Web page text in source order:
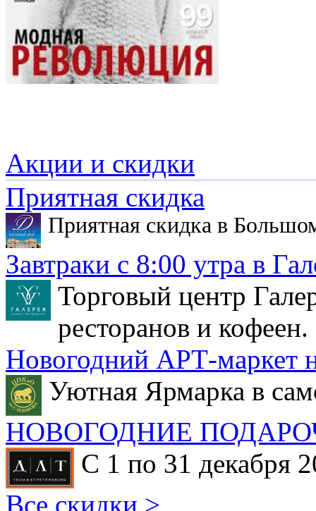
Акции и скидки
Приятная скидка
Приятная скидка в
Завтраки с 8:00 утра в
Торговый центр
ресторанов и кофеен.
Новогодний АРТ-маркет
Уютная Ярмарка в
НОВОГОДНИЕ
С 1 по 31 декабря
Все скидки >